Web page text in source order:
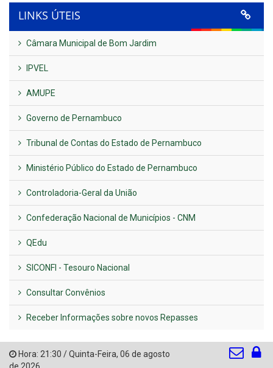
LINKS ÚTEIS
Câmara Municipal de Bom Jardim
IPVEL
AMUPE
Governo de Pernambuco
Tribunal de Contas do Estado de Pernambuco
Ministério Público do Estado de Pernambuco
Controladoria-Geral da União
Confederação Nacional de Municípios - CNM
QEdu
SICONFI - Tesouro Nacional
Consultar Convênios
Receber Informações sobre novos Repasses
Hora: 21:30 /Quinta-Feira, 06 de agosto